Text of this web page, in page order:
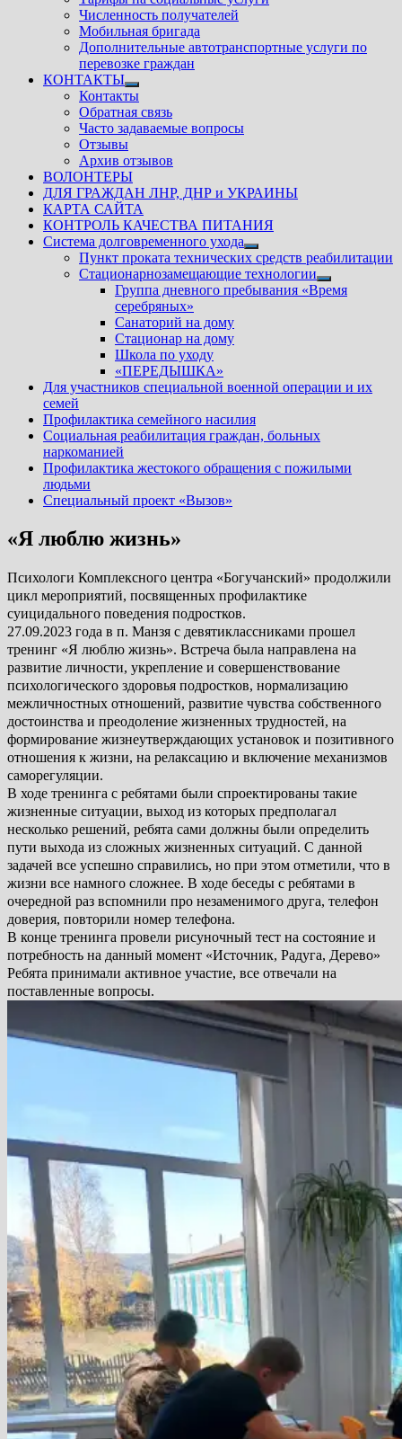
Численность получателей
Мобильная бригада
Дополнительные автотранспортные услуги по
перевозке граждан
КОНТАКТЫ
Показать
подменю
Контакты
Обратная связь
Часто задаваемые вопросы
Отзывы
Архив отзывов
ВОЛОНТЕРЫ
ДЛЯ ГРАЖДАН ЛНР, ДНР и УКРАИНЫ
КАРТА САЙТА
КОНТРОЛЬ КАЧЕСТВА ПИТАНИЯ
Система долговременного ухода
Показать
подменю
Пункт проката технических средств реабилитации
Стационарнозамещающие технологии
Показать
подменю
Группа дневного пребывания «Время
серебряных»
Санаторий на дому
Стационар на дому
Школа по уходу
«ПЕРЕДЫШКА»
Для участников специальной военной операции и их
семей
Профилактика семейного насилия
Социальная реабилитация граждан, больных
наркоманией
Профилактика жестокого обращения с пожилыми
людьми
Специальный проект «Вызов»
«Я люблю жизнь»
Психологи Комплексного центра «Богучанский» продолжили
цикл мероприятий, посвященных профилактике
суицидального поведения подростков.
27.09.2023 года в п. Манзя с девятиклассниками прошел
тренинг «Я люблю жизнь». Встреча была направлена на
развитие личности, укрепление и совершенствование
психологического здоровья подростков, нормализацию
межличностных отношений, развитие чувства собственного
достоинства и преодоление жизненных трудностей, на
формирование жизнеутверждающих установок и позитивного
отношения к жизни, на релаксацию и включение механизмов
саморегуляции.
В ходе тренинга с ребятами были спроектированы такие
жизненные ситуации, выход из которых предполагал
несколько решений, ребята сами должны были определить
пути выхода из сложных жизненных ситуаций. С данной
задачей все успешно справились, но при этом отметили, что в
жизни все намного сложнее. В ходе беседы с ребятами в
очередной раз вспомнили про незаменимого друга, телефон
доверия, повторили номер телефона.
В конце тренинга провели рисуночный тест на состояние и
потребность на данный момент «Источник, Радуга, Дерево»
Ребята принимали активное участие, все отвечали на
поставленные вопросы.